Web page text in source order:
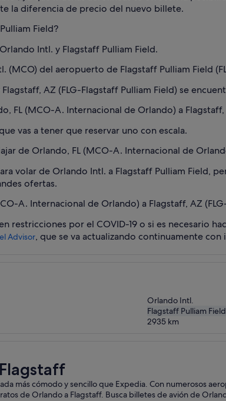
la diferencia de precio del nuevo billete.
Field?
Intl. y Flagstaff Pulliam Field.
del aeropuerto de Flagstaff Pulliam Field
AZ (FLG-Flagstaff Pulliam Field) se
FL (MCO-A. Internacional de Orlando) a
vas a tener que reservar uno con escala.
de Orlando, FL (MCO-A. Internacional de
volar de Orlando Intl. a Flagstaff Pulliam Field,
ofertas.
A. Internacional de Orlando) a Flagstaff, AZ
restricciones por el COVID-19 o si es necesario
Advisor, que se va actualizando continuamente
Orlando Intl.
Flagstaff Pulliam Field
2935 km
más cómodo y sencillo que Expedia. Con numerosos
de Orlando a Flagstaff. Busca billetes de avión de